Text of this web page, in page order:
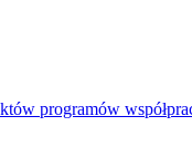
programów